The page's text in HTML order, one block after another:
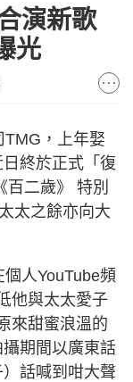
演新歌
光
，上年娶
終於正式「復
二歲》 特別
太之餘亦向大
人YouTube頻
他與太太愛子
來甜蜜浪溫的
期間以廣東話
話喊到咁大聲